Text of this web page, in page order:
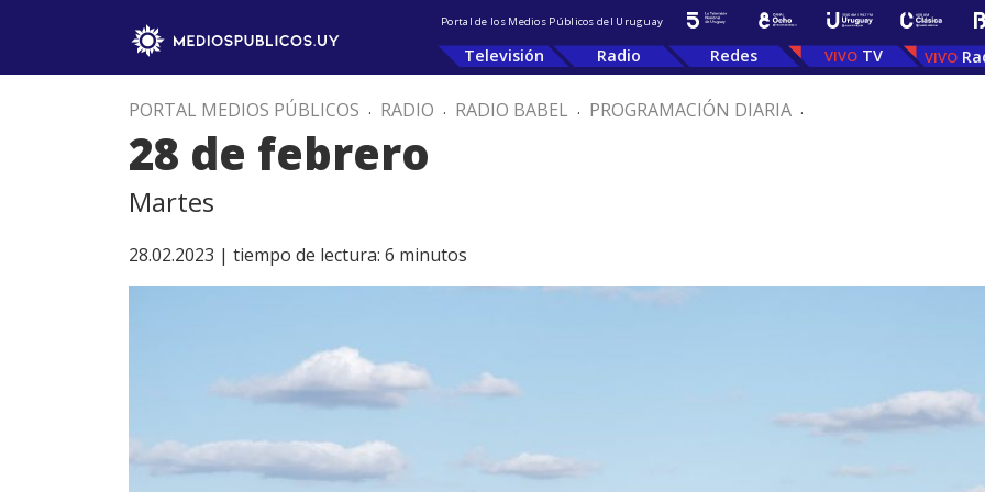
Portal de los Medios Públicos del Uruguay
Televisión Radio Redes TV
PORTAL MEDIOS PÚBLICOS . RADIO . RADIO BABEL . PROGRAMACIÓN DIARIA .
28 de febrero
Martes
28.02.2023 | tiempo de lectura: 6 minutos